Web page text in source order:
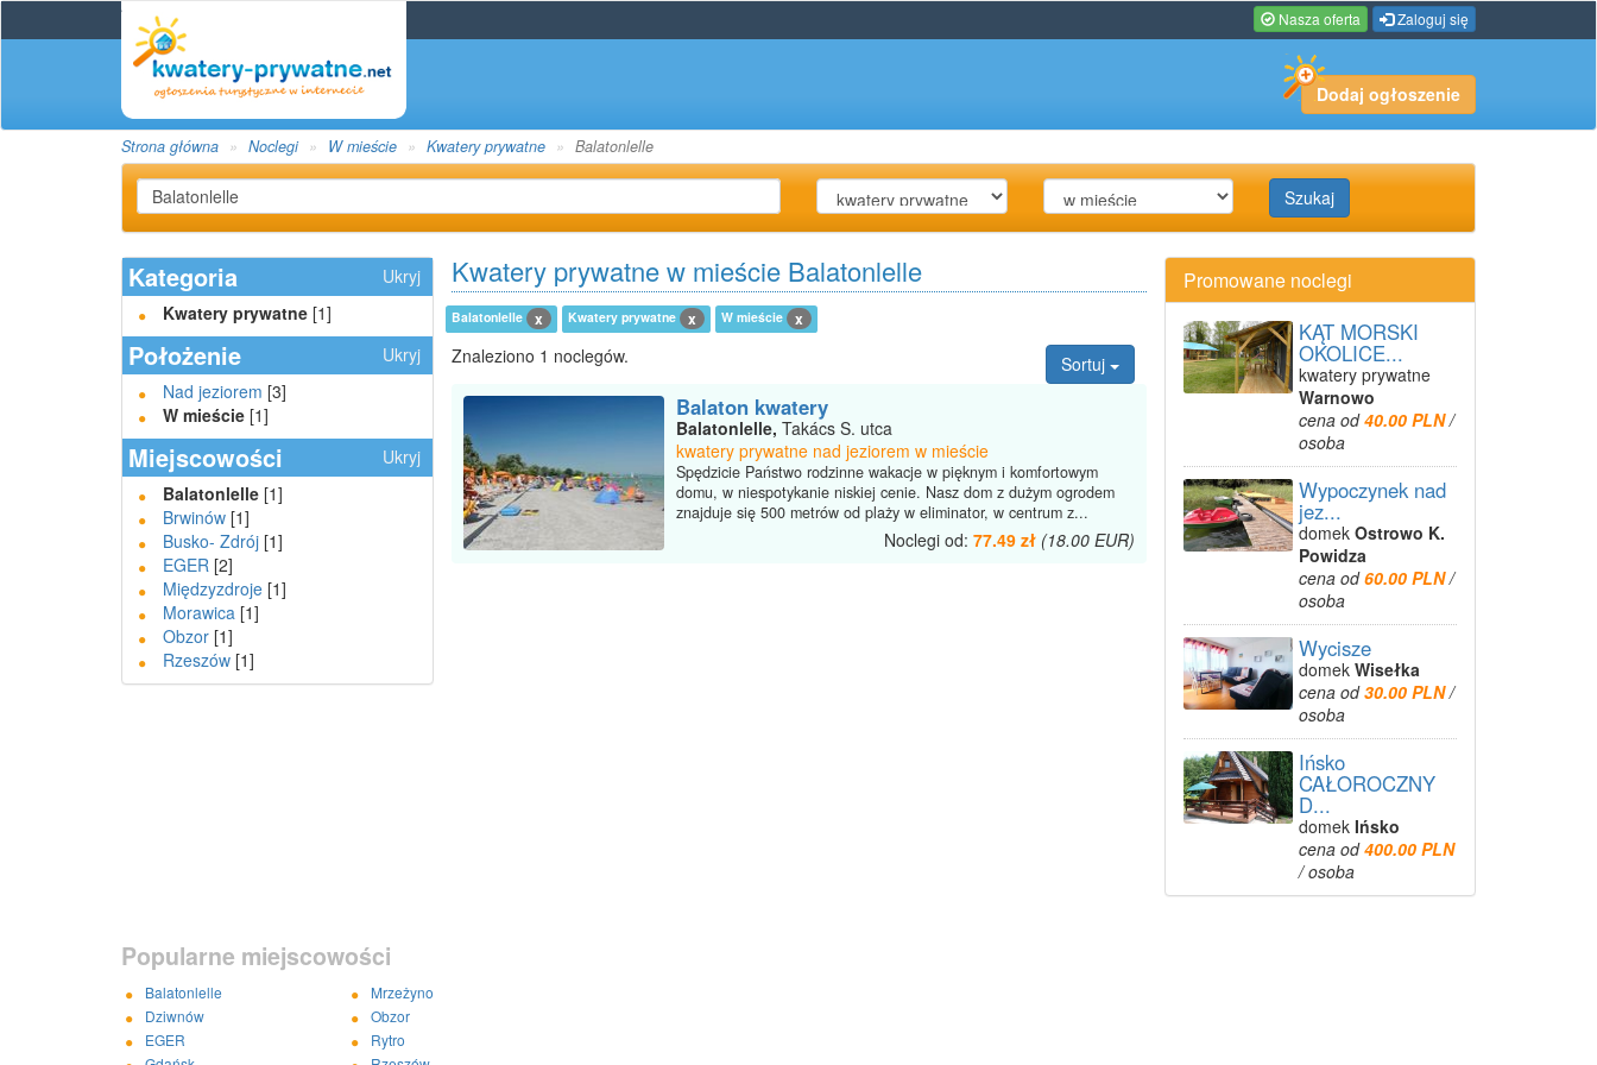
Nasza oferta Zaloguj się
Dodaj ogłoszenie
Strona główna Noclegi W mieście Kwatery prywatne Balatonlelle
Szukaj
Kategoria
Ukryj
Kwatery prywatne [1]
Położenie
Ukryj
Nad jeziorem [3]
W mieście [1]
Miejscowości
Ukryj
Balatonlelle [1]
Brwinów [1]
Busko- Zdrój [1]
EGER [2]
Międzyzdroje [1]
Morawica [1]
Obzor [1]
Rzeszów [1]
Kwatery prywatne w mieście Balatonlelle
Balatonlelle x Kwatery prywatne x W mieście x
Znaleziono 1 noclegów. Sortuj
Balaton kwatery
Balatonlelle, Takács S. utca
kwatery prywatne nad jeziorem w mieście
Spędzicie Państwo rodzinne wakacje w pięknym i komfortowym
domu, w niespotykanie niskiej cenie. Nasz dom z dużym ogrodem
znajduje się 500 metrów od plaży w eliminator, w centrum z...
Noclegi od: 77.49 zł (18.00 EUR)
Promowane noclegi
KĄT MORSKI
OKOLICE...
kwatery prywatne
Warnowo
cena od40.00 PLN/
osoba
Wypoczynek nad
jez...
domek Ostrowo K.
Powidza
cena od60.00 PLN/
osoba
Wycisze
domek Wisełka
cena od30.00 PLN/
osoba
Ińsko
CAŁOROCZNY
D...
domek Ińsko
cena od400.00 PLN
/ osoba
Popularne miejscowości
Balatonlelle
Dziwnów
EGER
Mrzeżyno
Obzor
Rytro